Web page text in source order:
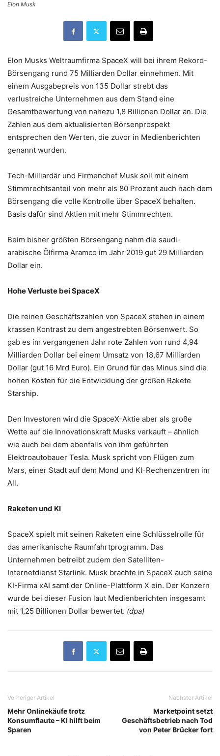
Elon Musk
Elon Musks Weltraumfirma SpaceX will bei ihrem Rekord-
Börsengang rund 75 Milliarden Dollar einnehmen. Mit
einem Ausgabepreis von 135 Dollar strebt das
verlustreiche Unternehmen aus dem Stand eine
Gesamtbewertung von nahezu 1,8 Billionen Dollar an. Die
Zahlen aus dem aktualisierten Börsenprospekt
entsprechen den Werten, die zuvor in Medienberichten
genannt wurden.
Tech-Milliardär und Firmenchef Musk soll mit einem
Stimmrechtsanteil von mehr als 80 Prozent auch nach dem
Börsengang die volle Kontrolle über SpaceX behalten.
Basis dafür sind Aktien mit mehr Stimmrechten.
Beim bisher größten Börsengang nahm die saudi-
arabische Ölfirma Aramco im Jahr 2019 gut 29 Milliarden
Dollar ein.
Hohe Verluste bei SpaceX
Die reinen Geschäftszahlen von SpaceX stehen in einem
krassen Kontrast zu dem angestrebten Börsenwert. So
gab es im vergangenen Jahr rote Zahlen von rund 4,94
Milliarden Dollar bei einem Umsatz von 18,67 Milliarden
Dollar (gut 16 Mrd Euro). Ein Grund für das Minus sind die
hohen Kosten für die Entwicklung der großen Rakete
Starship.
Den Investoren wird die SpaceX-Aktie aber als große
Wette auf die Innovationskraft Musks verkauft – ähnlich
wie auch bei dem ebenfalls von ihm geführten
Elektroautobauer Tesla. Musk spricht von Flügen zum
Mars, einer Stadt auf dem Mond und KI-Rechenzentren im
All.
Raketen und KI
SpaceX spielt mit seinen Raketen eine Schlüsselrolle für
das amerikanische Raumfahrtprogramm. Das
Unternehmen betreibt zudem den Satelliten-
Internetdienst Starlink. Musk brachte in SpaceX auch seine
KI-Firma xAI samt der Online-Plattform X ein. Der Konzern
wurde bei dieser Fusion laut Medienberichten insgesamt
mit 1,25 Billionen Dollar bewertet. (dpa)
Vorheriger Artikel
Mehr Onlinekäufe trotz
Konsumflaute – KI hilft beim
Sparen
Nächster Artikel
Marketpoint setzt
Geschäftsbetrieb nach Tod
von Peter Brücker fort